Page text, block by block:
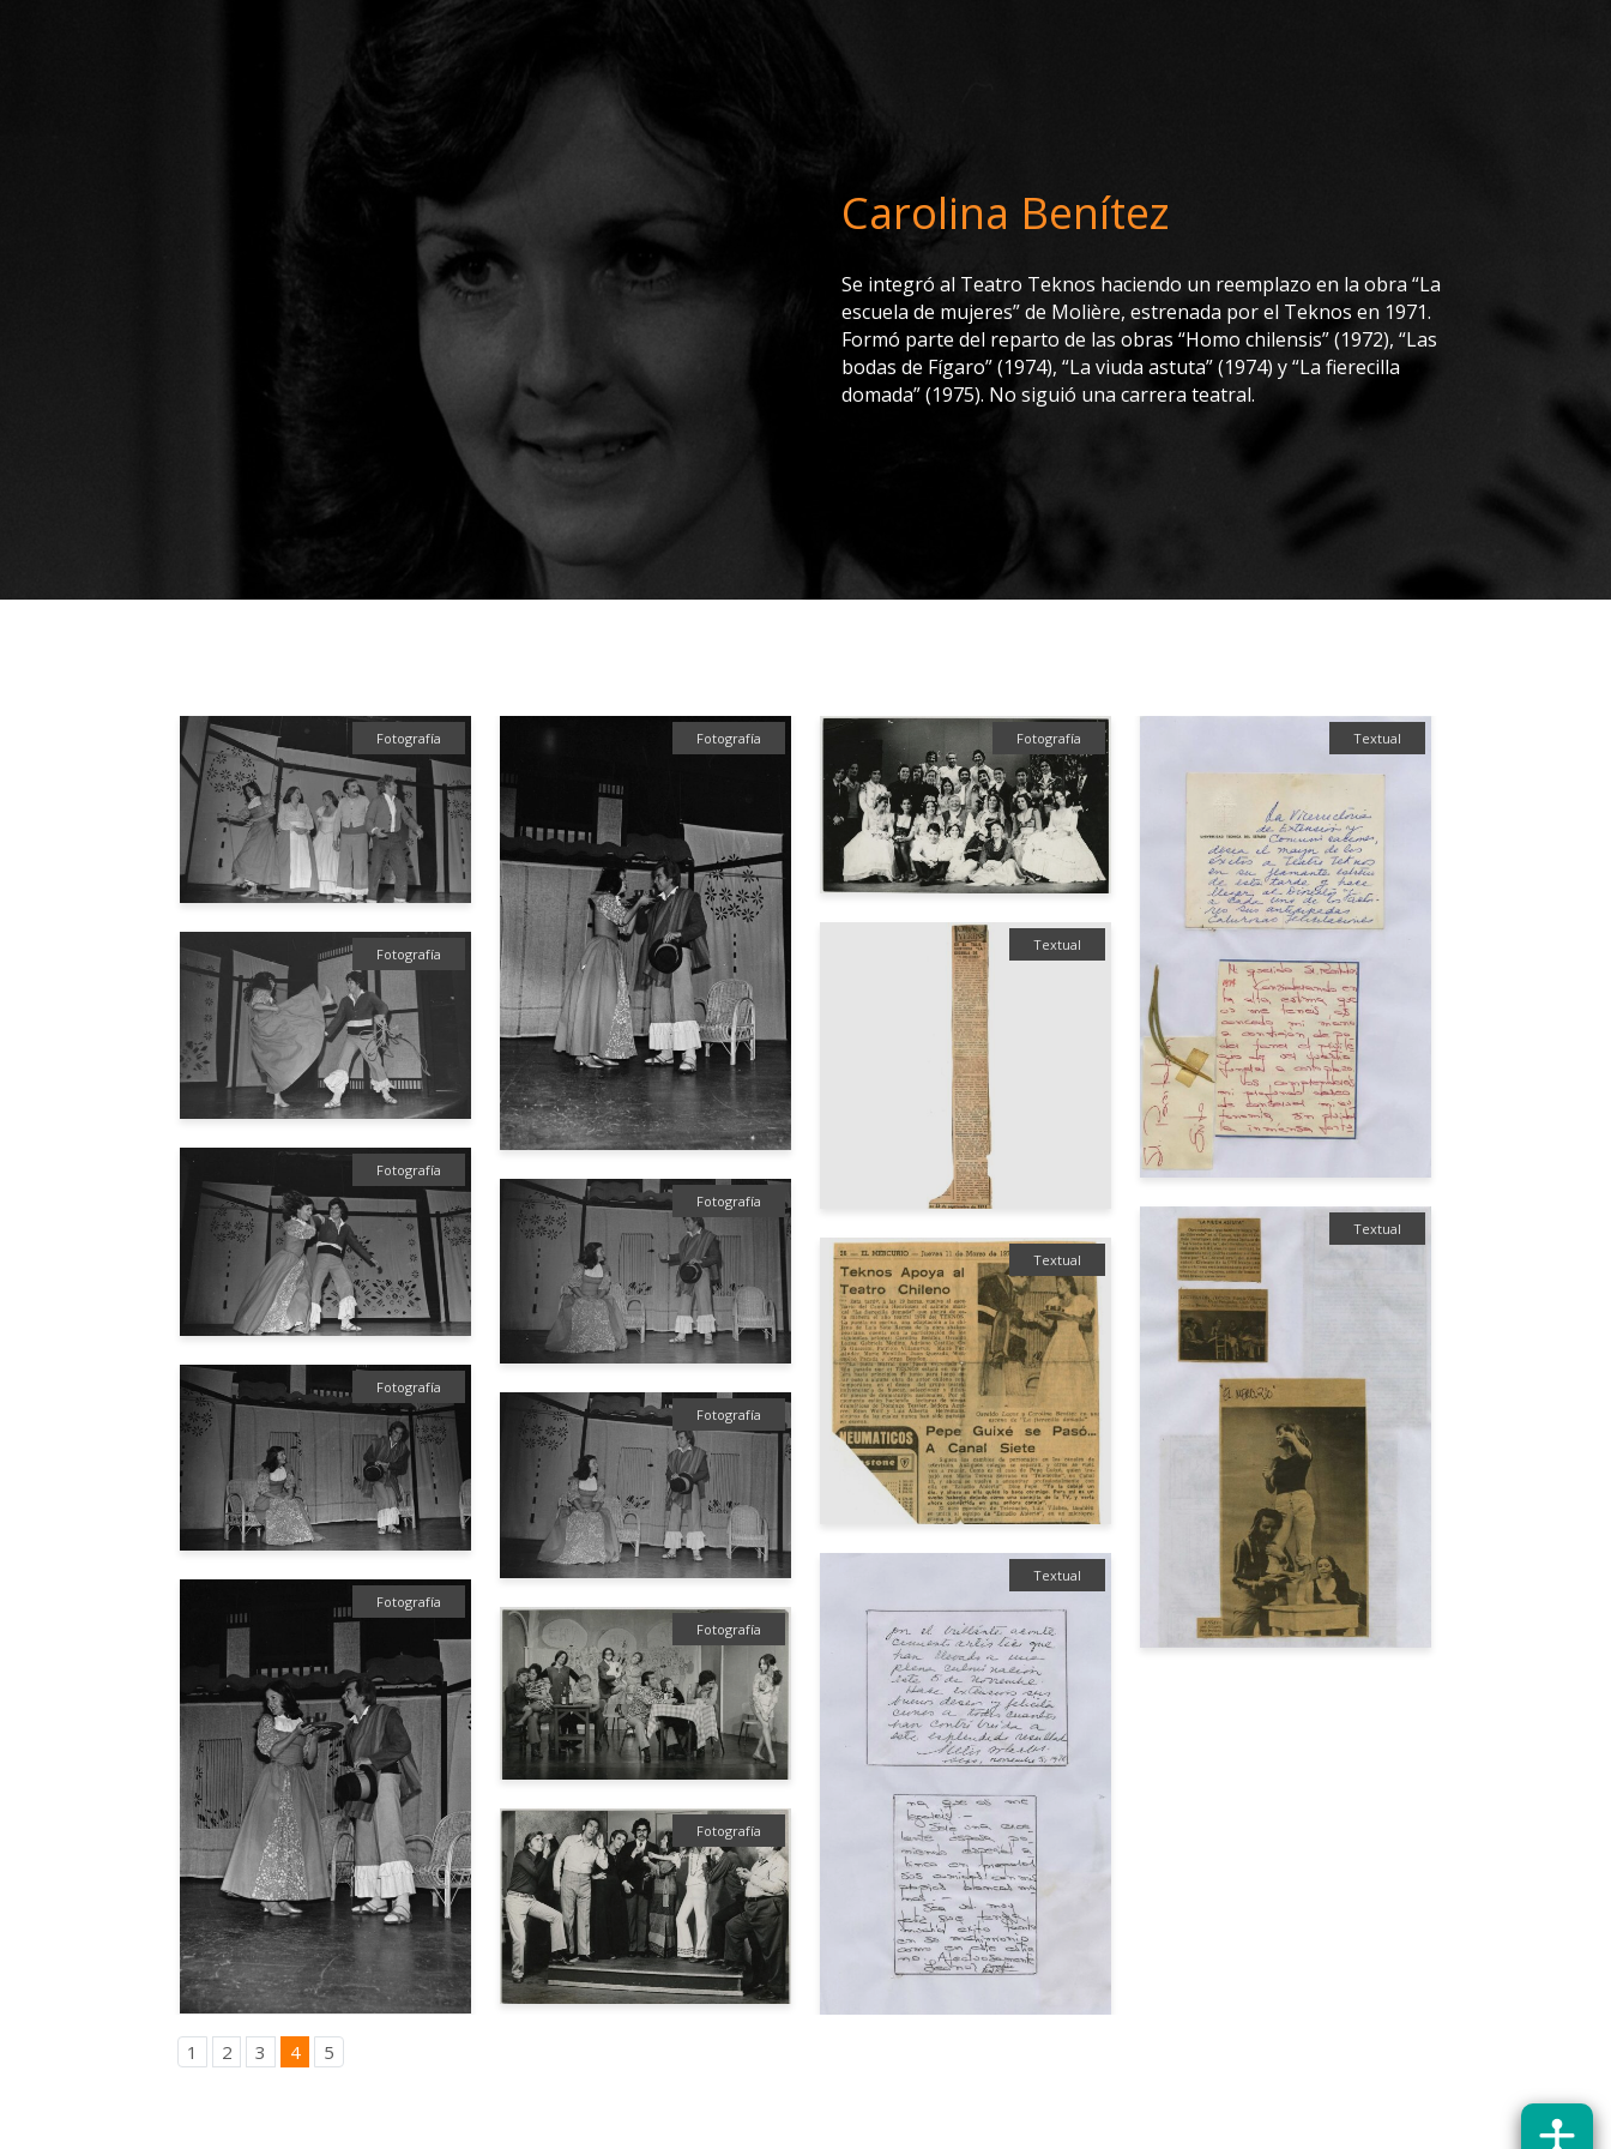
Carolina Benítez
Se integró al Teatro Teknos haciendo un reemplazo en la obra “La
escuela de mujeres” de Molière, estrenada por el Teknos en 1971.
Formó parte del reparto de las obras “Homo chilensis” (1972), “Las
bodas de Fígaro” (1974), “La viuda astuta” (1974) y “La fierecilla
domada” (1975). No siguió una carrera teatral.
Fotografía
Fotografía
Fotografía
Fotografía
Fotografía
Fotografía
Fotografía
Fotografía
Fotografía
Fotografía
Fotografía
Textual
Textual
Textual
Textual
Textual
1 2 3 4 5